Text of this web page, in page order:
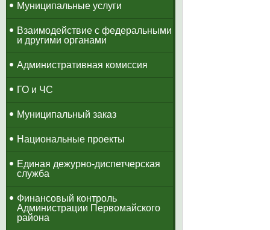
Муниципальные услуги
Взаимодействие с федеральными
и другими органами
Административная комиссия
ГО и ЧС
Муниципальный заказ
Национальные проекты
​Единая дежурно-диспетчерская
служба
​Финансовый контроль
Администрации Первомайского
района